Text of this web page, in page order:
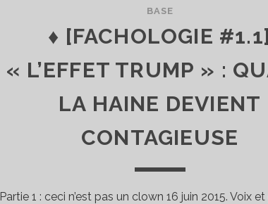
BASE
♦ [FACHOLOGIE #1.1]
« L’EFFET TRUMP » :
LA HAINE DEVIENT
CONTAGIEUSE
Partie 1 : ceci n’est pas un clown 16 juin 2015. Voix